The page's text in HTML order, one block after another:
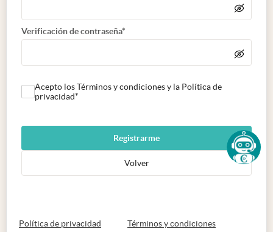
Verificación de contraseña*
Acepto los Términos y condiciones y la Política de
privacidad*
Registrarme
Volver
Política de privacidad abre en nueva pestaña
Términos y condicionesabre en nueva